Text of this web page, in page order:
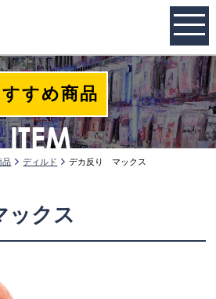
すめ商品
品 ディルド デカ反り マックス
クス